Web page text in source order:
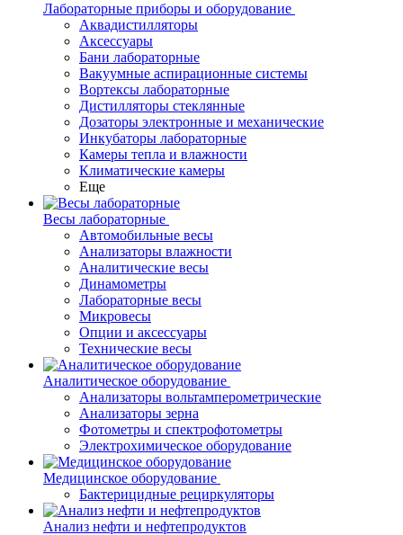
Лабораторные приборы и оборудование
Аквадистилляторы
Аксессуары
Бани лабораторные
Вакуумные аспирационные системы
Вортексы лабораторные
Дистилляторы стеклянные
Дозаторы электронные и механические
Инкубаторы лабораторные
Камеры тепла и влажности
Климатические камеры
Еще
Весы лабораторные
Автомобильные весы
Анализаторы влажности
Аналитические весы
Динамометры
Лабораторные весы
Микровесы
Опции и аксессуары
Технические весы
Аналитическое оборудование
Анализаторы вольтамперометрические
Анализаторы зерна
Фотометры и спектрофотометры
Электрохимическое оборудование
Медицинское оборудование
Бактерицидные рециркуляторы
Анализ нефти и нефтепродуктов